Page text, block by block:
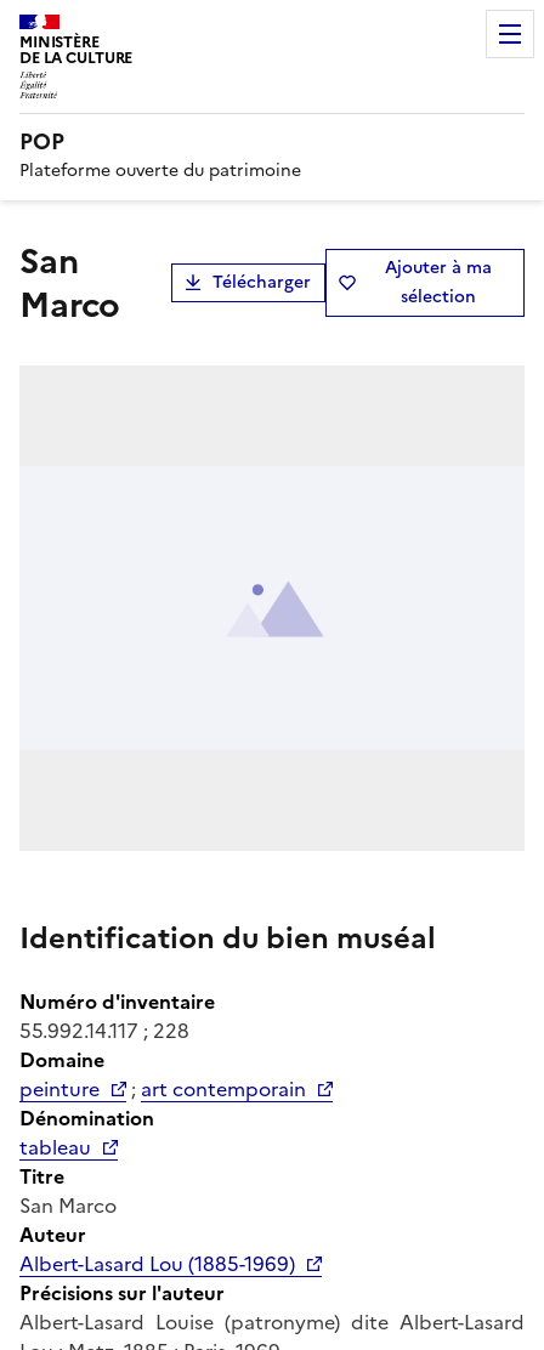
MINISTÈRE
DE LA CULTURE
POP
Plateforme ouverte du patrimoine
San
Marco
Télécharger
Ajouter à ma
sélection
Identification du bien muséal
Numéro d'inventaire
55.992.14.117 ; 228
Domaine
peinture
; art contemporain
Dénomination
tableau
Titre
San Marco
Auteur
Albert-Lasard Lou (1885-1969)
Précisions sur l'auteur
Albert-Lasard Louise (patronyme) dite Albert-Lasard